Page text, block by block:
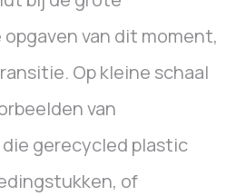
van dit moment,
Op kleine schaal
van
gerecycled plastic
of